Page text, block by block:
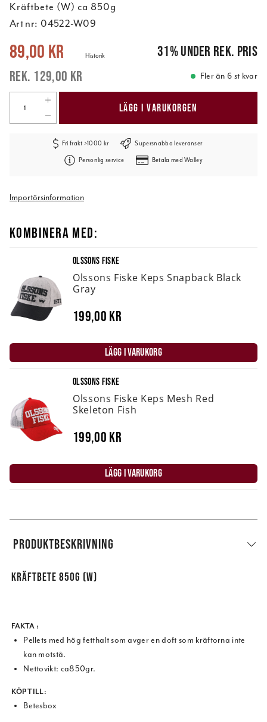
Kräftbete (W) ca 850g
Art nr: 04522-W09
Nuvarande pris: 129,00 kr
89,00 kr
129,00 kr
Historik 31%under rek. pris
Fler än 6 st kvar
LÄGG I VARUKORGEN
Fri frakt >1000 kr Supersnabba leveranser
Personlig service Betala med Walley
Importörsinformation
KOMBINERA MED:
OLSSONS FISKE
Olssons Fiske Keps Snapback Black
Gray
199,00 kr
LÄGG I VARUKORG
OLSSONS FISKE
Olssons Fiske Keps Mesh Red
Skeleton Fish
199,00 kr
LÄGG I VARUKORG
PRODUKTBESKRIVNING
KRÄFTBETE 850G (W)
FAKTA :
Pellets med hög fetthalt som avger en doft som kräftorna inte
kan motstå.
Nettovikt: ca850gr.
KÖP TILL:
Betesbox